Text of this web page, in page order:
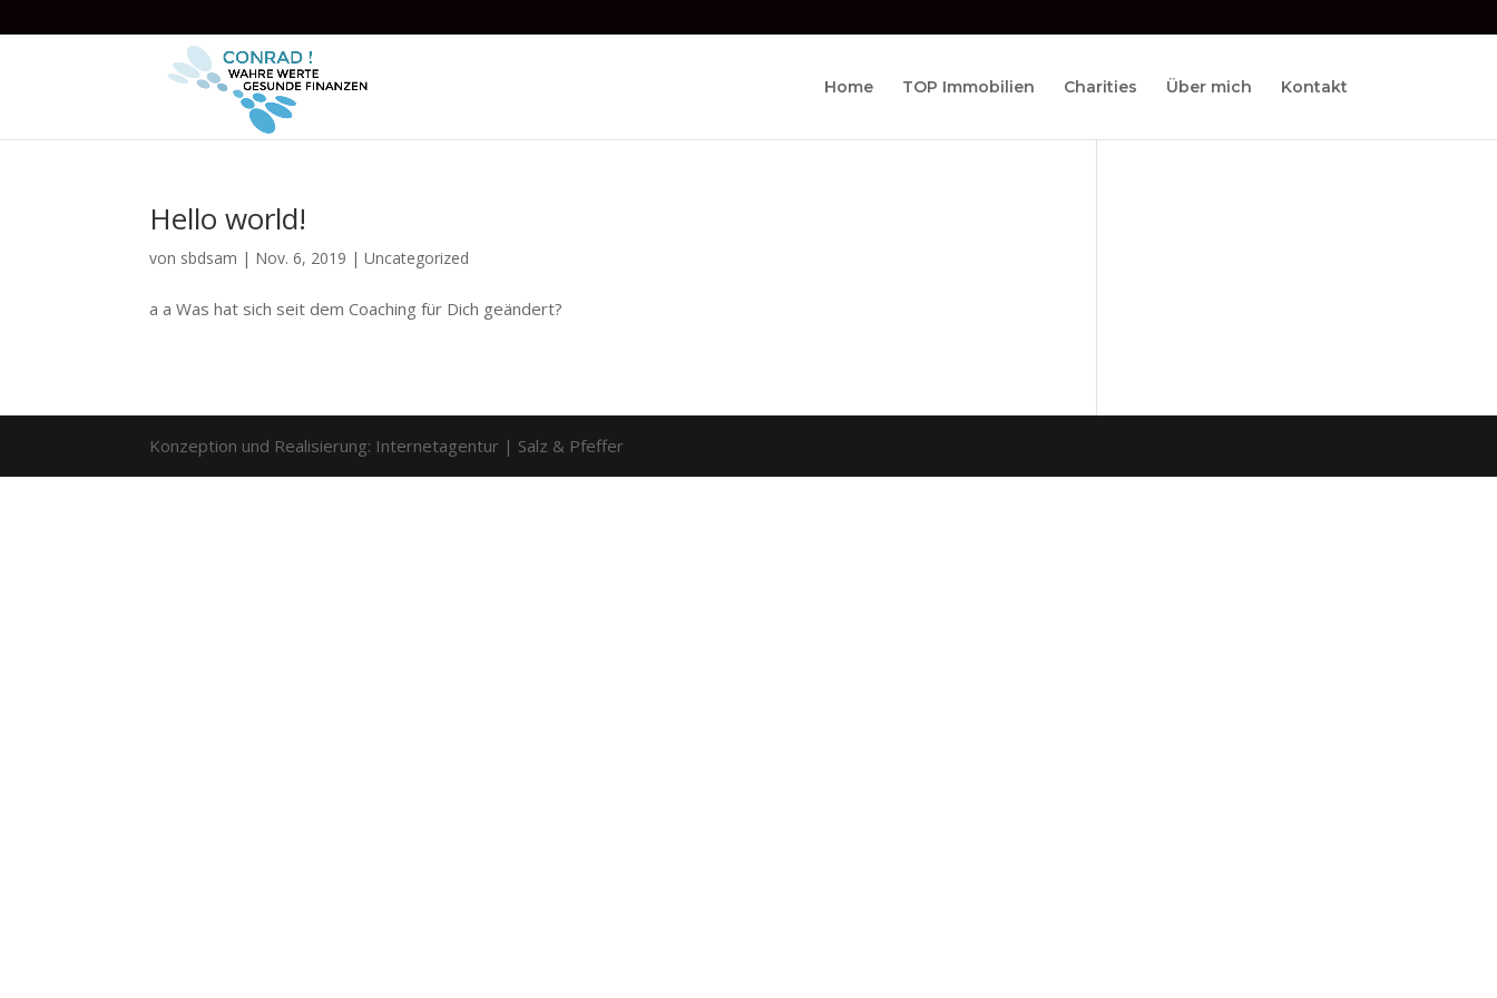
Home TOP Immobilien Charities Über mich Kontakt
Hello world!
von sbdsam | Nov. 6, 2019 |Uncategorized
a a Was hat sich seit dem Coaching für Dich geändert?
Konzeption und Realisierung: Internetagentur | Salz & Pfeffer